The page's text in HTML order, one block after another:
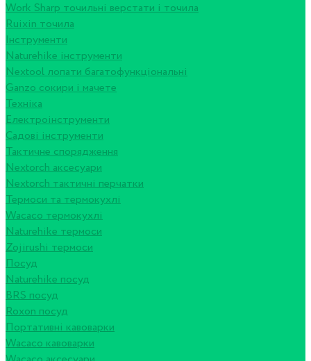
Work Sharp точильні верстати і точила
Ruixin точила
Інструменти
Naturehike інструменти
Nextool лопати багатофункціональні
Ganzo сокири і мачете
Техніка
Електроінструменти
Садові інструменти
Тактичне спорядження
Nextorch аксесуари
Nextorch тактичні перчатки
Термоси та термокухлі
Wacaco термокухлі
Naturehike термоси
Zojirushi термоси
Посуд
Naturehike посуд
BRS посуд
Roxon посуд
Портативні кавоварки
Wacaco кавоварки